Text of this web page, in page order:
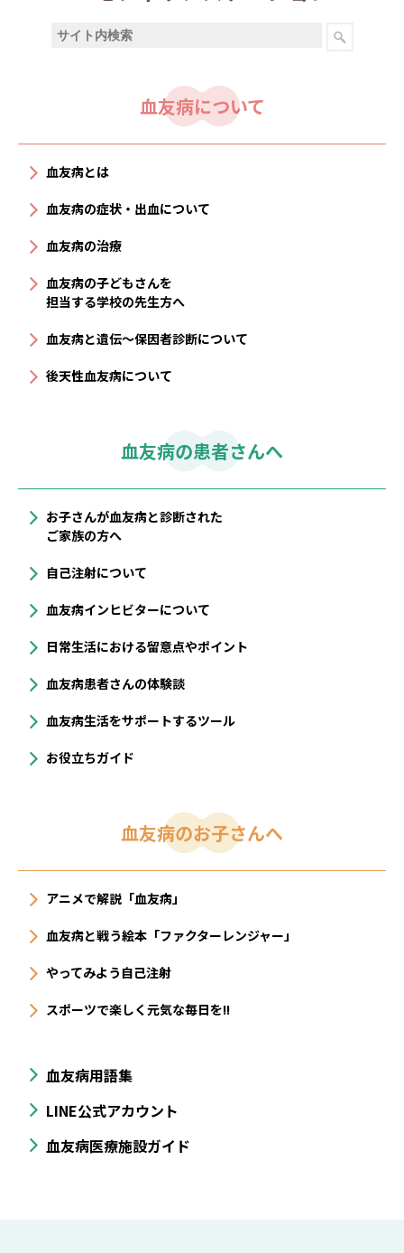
血友病について
血友病とは
血友病の症状・出血について
血友病の治療
血友病の子どもさんを
担当する学校の先生方へ
血友病と遺伝〜保因者診断について
後天性血友病について
血友病の患者さんへ
お子さんが血友病と診断された
ご家族の方へ
自己注射について
血友病インヒビターについて
⽇常⽣活における留意点やポイント
血友病患者さんの体験談
血友病生活をサポートするツール
お役立ちガイド
血友病のお子さんへ
アニメで解説「血友病」
血友病と戦う絵本「ファクターレンジャー」
やってみよう自己注射
スポーツで楽しく元気な毎日を!!
血友病用語集
LINE公式アカウント
血友病医療施設ガイド